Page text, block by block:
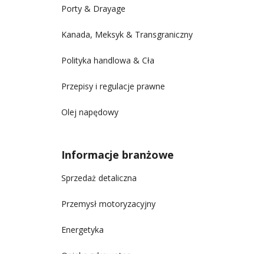
Porty & Drayage
Kanada, Meksyk & Transgraniczny
Polityka handlowa & Cła
Przepisy i regulacje prawne
Olej napędowy
Informacje branżowe
Sprzedaż detaliczna
Przemysł motoryzacyjny
Energetyka